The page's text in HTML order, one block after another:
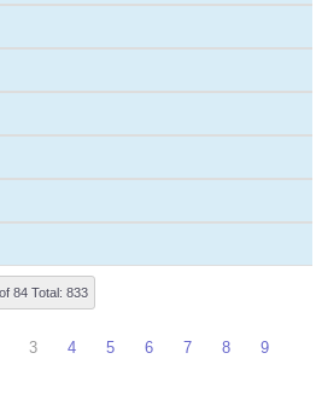
84 Total: 833
3 4 5 6 7 8
9